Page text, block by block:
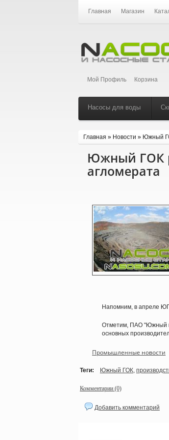
Главная Магазин
Мой Профиль Корзина
Насосы для воды
Главная » Новости » Южный
Южный ГОК
агломерата
Напомним, в апреле
Отметим, ПАО "Южный
основных
Промышленные новости
Теги: Южный ГОК,
Комментарии (0)
Добавить комментарий